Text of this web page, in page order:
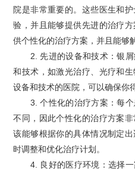
院是非常重要的。这些医生和
验，并且能够提供先进的治疗
供个性化的治疗方案，并且能够
2. 先进的设备和技术：银屑
和技术，如激光治疗、光疗和
设备和技术的医院，可以确保你
3. 个性化的治疗方案：每个
不同，因此个性化的治疗方案
该能够根据你的具体情况制定
时调整和优化治疗计划。
4. 良好的医疗环境：选择一